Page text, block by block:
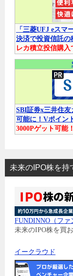
「三菱UFJ eスマ
決済で投資信託の
レカ積立投信購入
SBI証券x三井住
可能に！Vポイン
3000Pゲット可能！
未来のIPO株を持
FUNDINNO（ファ
未来のIPO株を買お
イークラウド